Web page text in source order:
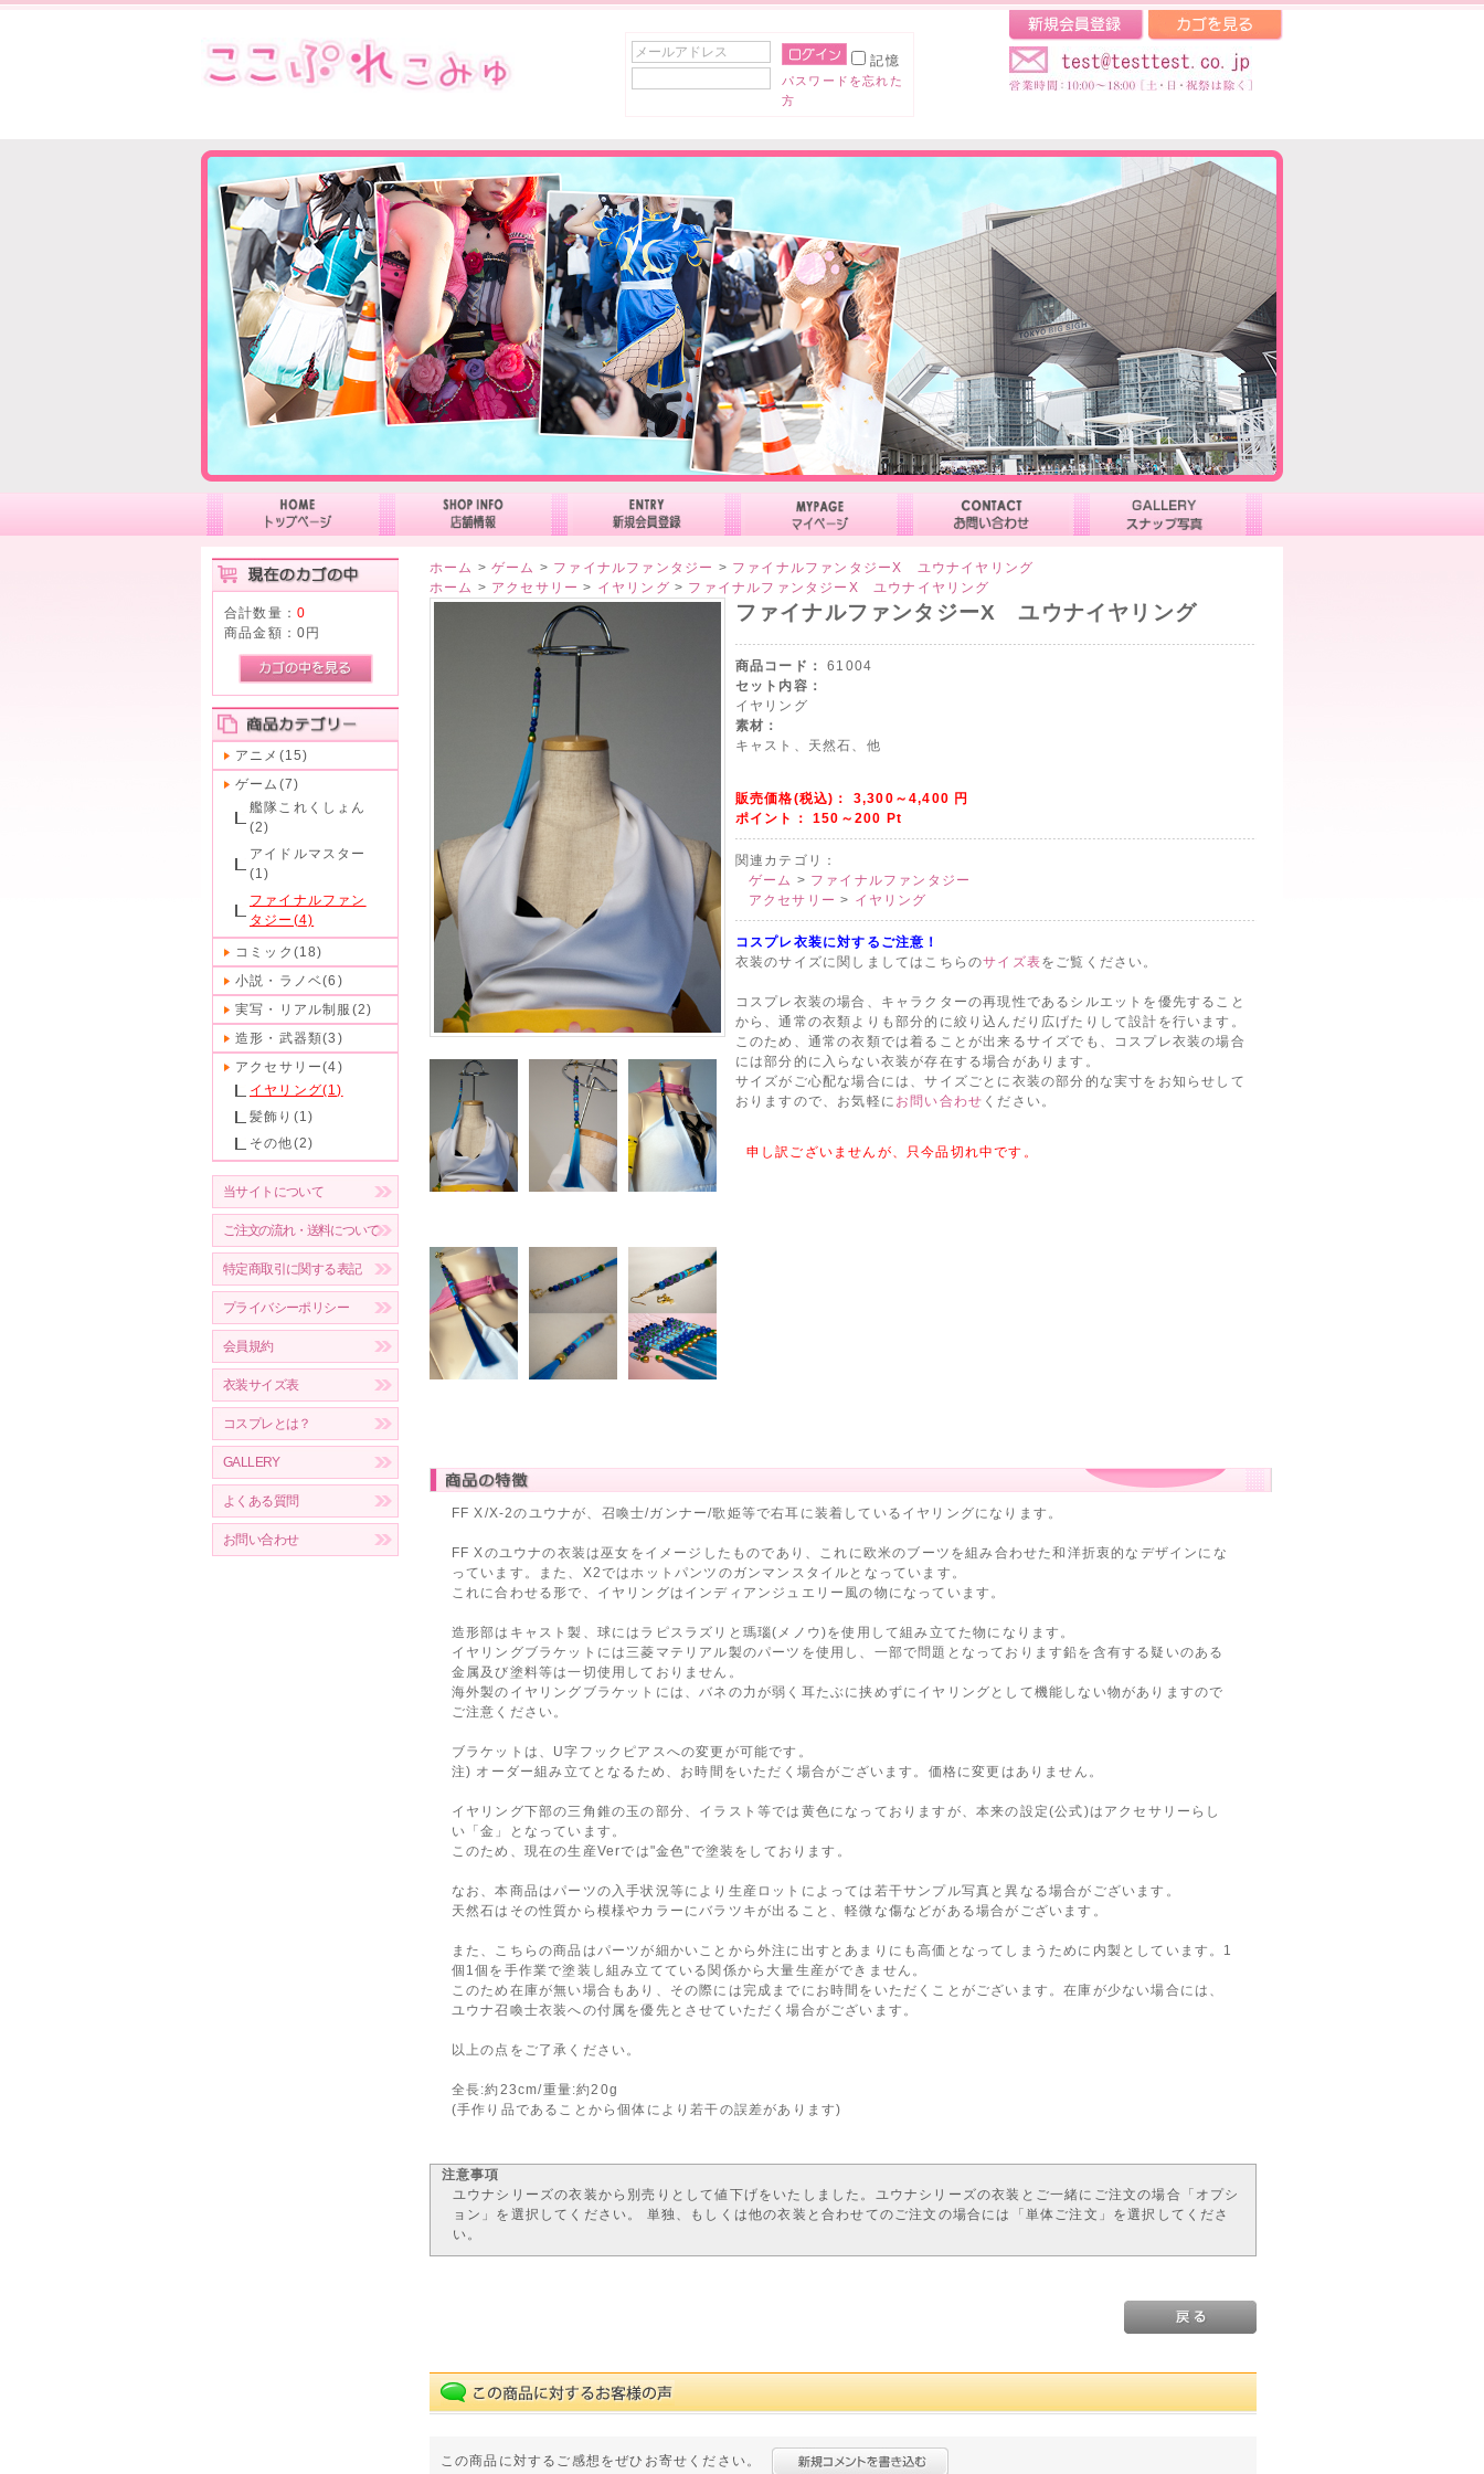
記憶
パスワードを忘れた
方
合計数量： 0
商品金額： 0円
アニメ(15)
ゲーム(7)
艦隊これくしょん
(2)
アイドルマスター
(1)
ファイナルファン
タジー(4)
コミック(18)
小説・ラノベ(6)
実写・リアル制服(2)
造形・武器類(3)
アクセサリー(4)
イヤリング(1)
髪飾り(1)
その他(2)
当サイトについて
ご注文の流れ・送料について
特定商取引に関する表記
プライバシーポリシー
会員規約
衣装サイズ表
コスプレとは？
GALLERY
よくある質問
お問い合わせ
ホーム >ゲーム > ファイナルファンタジー > ファイナルファンタジーX ユウナイヤリング
ホーム > アクセサリー > イヤリング > ファイナルファンタジーX ユウナイヤリング
ファイナルファンタジーX ユウナイヤリング
商品コード：
61004
セット内容：
イヤリング
素材：
キャスト、天然石、他
販売価格(税込)： 3,300～4,400 円
ポイント：150～200 Pt
関連カテゴリ：
ゲーム > ファイナルファンタジー
アクセサリー > イヤリング
コスプレ衣装に対するご注意！
衣装のサイズに関しましてはこちらのサイズ表をご覧ください。
コスプレ衣装の場合、キャラクターの再現性であるシルエットを優先すること
から、通常の衣類よりも部分的に絞り込んだり広げたりして設計を行います。
このため、通常の衣類では着ることが出来るサイズでも、コスプレ衣装の場合
には部分的に入らない衣装が存在する場合があります。
サイズがご心配な場合には、サイズごとに衣装の部分的な実寸をお知らせして
おりますので、お気軽に お問い合わせ ください。
申し訳ございませんが、只今品切れ中です。
FF X/X-2のユウナが、召喚士/ガンナー/歌姫等で右耳に装着しているイヤリングになります。
FF Xのユウナの衣装は巫女をイメージしたものであり、これに欧米のブーツを組み合わせた和洋折衷的なデザインにな
っています。また、X2ではホットパンツのガンマンスタイルとなっています。
これに合わせる形で、イヤリングはインディアンジュエリー風の物になっています。
造形部はキャスト製、球にはラピスラズリと瑪瑙(メノウ)を使用して組み立てた物になります。
イヤリングブラケットには三菱マテリアル製のパーツを使用し、一部で問題となっております鉛を含有する疑いのある
金属及び塗料等は一切使用しておりません。
海外製のイヤリングブラケットには、バネの力が弱く耳たぶに挟めずにイヤリングとして機能しない物がありますので
ご注意ください。
ブラケットは、U字フックピアスへの変更が可能です。
注) オーダー組み立てとなるため、お時間をいただく場合がございます。価格に変更はありません。
イヤリング下部の三角錐の玉の部分、イラスト等では黄色になっておりますが、本来の設定(公式)はアクセサリーらし
い「金」となっています。
このため、現在の生産Verでは"金色"で塗装をしております。
なお、本商品はパーツの入手状況等により生産ロットによっては若干サンプル写真と異なる場合がございます。
天然石はその性質から模様やカラーにバラツキが出ること、軽微な傷などがある場合がございます。
また、こちらの商品はパーツが細かいことから外注に出すとあまりにも高価となってしまうために内製としています。1
個1個を手作業で塗装し組み立てている関係から大量生産ができません。
このため在庫が無い場合もあり、その際には完成までにお時間をいただくことがございます。在庫が少ない場合には、
ユウナ召喚士衣装への付属を優先とさせていただく場合がございます。
以上の点をご了承ください。
全長:約23cm/重量:約20g
(手作り品であることから個体により若干の誤差があります)
注意事項
ユウナシリーズの衣装から別売りとして値下げをいたしました。ユウナシリーズの衣装とご一緒にご注文の場合「オプシ
ョン」を選択してください。 単独、もしくは他の衣装と合わせてのご注文の場合には「単体ご注文」を選択してくださ
い。
この商品に対するご感想をぜひお寄せください。